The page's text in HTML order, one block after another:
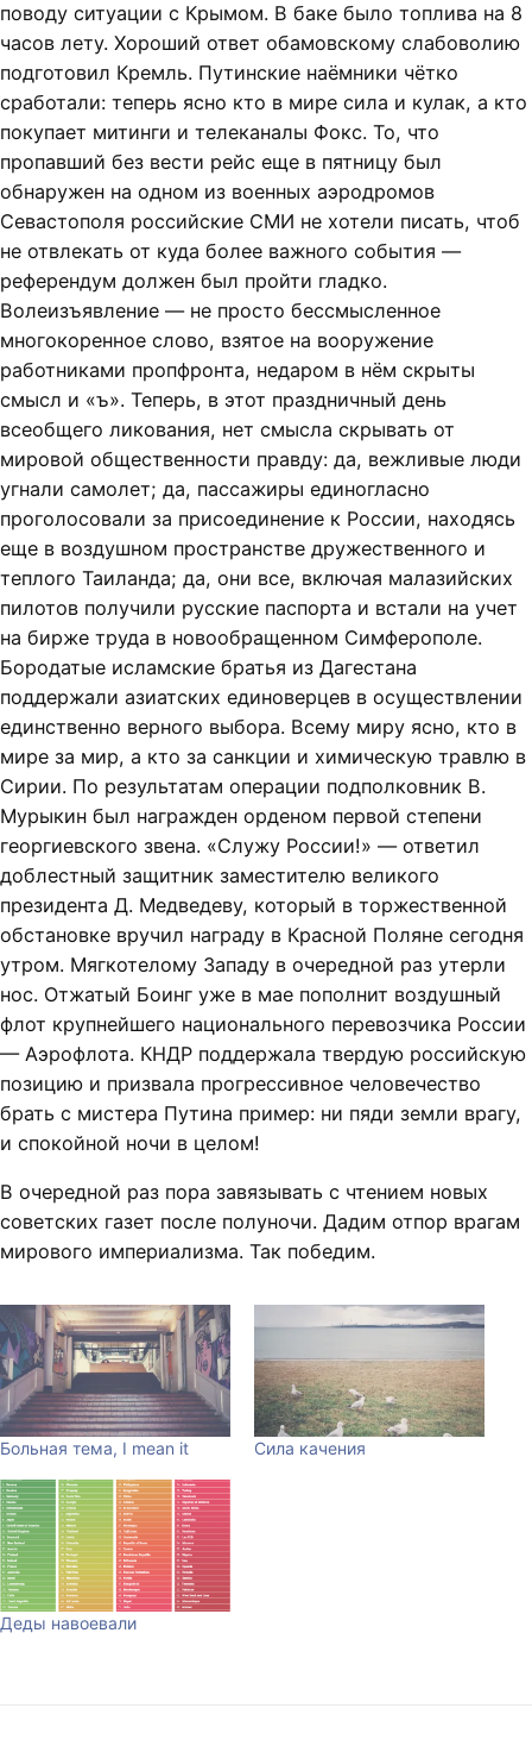
поводу ситуации с Крымом. В баке было топлива на 8
часов лету. Хороший ответ обамовскому слабоволию
подготовил Кремль. Путинские наёмники чётко
сработали: теперь ясно кто в мире сила и кулак, а кто
покупает митинги и телеканалы Фокс. То, что
пропавший без вести рейс еще в пятницу был
обнаружен на одном из военных аэродромов
Севастополя российские СМИ не хотели писать, чтоб
не отвлекать от куда более важного события —
референдум должен был пройти гладко.
Волеизъявление — не просто бессмысленное
многокоренное слово, взятое на вооружение
работниками пропфронта, недаром в нём скрыты
смысл и «ъ». Теперь, в этот праздничный день
всеобщего ликования, нет смысла скрывать от
мировой общественности правду: да, вежливые люди
угнали самолет; да, пассажиры единогласно
проголосовали за присоединение к России, находясь
еще в воздушном пространстве дружественного и
теплого Таиланда; да, они все, включая малазийских
пилотов получили русские паспорта и встали на учет
на бирже труда в новообращенном Симферополе.
Бородатые исламские братья из Дагестана
поддержали азиатских единоверцев в осуществлении
единственно верного выбора. Всему миру ясно, кто в
мире за мир, а кто за санкции и химическую травлю в
Сирии. По результатам операции подполковник В.
Мурыкин был награжден орденом первой степени
георгиевского звена. «Служу России!» — ответил
доблестный защитник заместителю великого
президента Д. Медведеву, который в торжественной
обстановке вручил награду в Красной Поляне сегодня
утром. Мягкотелому Западу в очередной раз утерли
нос. Отжатый Боинг уже в мае пополнит воздушный
флот крупнейшего национального перевозчика России
— Аэрофлота. КНДР поддержала твердую российскую
позицию и призвала прогрессивное человечество
брать с мистера Путина пример: ни пяди земли врагу,
и спокойной ночи в целом!
В очередной раз пора завязывать с чтением новых
советских газет после полуночи. Дадим отпор врагам
мирового империализма. Так победим.
Больная тема, I mean it Сила качения
Деды навоевали